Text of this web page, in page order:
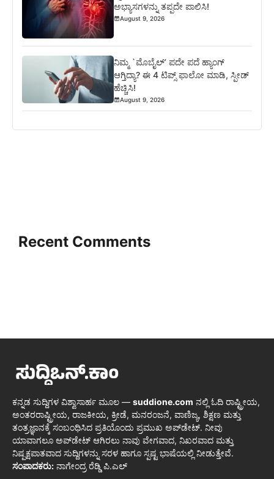
ಅಭ್ಯಾಸಗಳನ್ನು ತಪ್ಪದೇ ಪಾಲಿಸಿ!
August 9, 2026
ನಿಮ್ಮ `ಮೊಬೈಲ್’ ಪದೇ ಪದೆ ಹ್ಯಾಂಗ್
ಆಗ್ತಿದ್ಯಾ? ಈ 4 ಟಿಪ್ಸ್ ಫಾಲೋ ಮಾಡಿ, ಸ್ಪೀಡ್
ಹೆಚ್ಚಿಸಿ!
August 9, 2026
Recent Comments
ಕನ್ನಡ ಸುದ್ದಿಗಳ ವಿಶ್ವಾಸಾರ್ಹ ಮೂಲ — suddione.com ನಲ್ಲಿ ಓದಿ ರಾಷ್ಟ್ರೀಯ,
ಅಂತರರಾಷ್ಟ್ರೀಯ, ರಾಜಕೀಯ, ಕ್ರೀಡೆ, ಮನರಂಜನೆ, ವಾಣಿಜ್ಯ, ಶಿಕ್ಷಣ ಮತ್ತು
ತಂತ್ರಜ್ಞಾನಕ್ಕೆ ಸಂಬಂಧಿಸಿದ ಪ್ರತಿಯೊಂದು ಪ್ರಮುಖ ಅಪ್‌ಡೇಟ್. ನೀವು
ಯಾವಾಗಲೂ ಅಪ್‌ಡೇಟ್ ಆಗಿರಲು ನಾವು ವೇಗವಾದ, ನಿಖರವಾದ ಮತ್ತು
ನಿಷ್ಪಕ್ಷಪಾತವಾದ ಸುದ್ದಿಗಳನ್ನು ಸರಳ ಹಾಗೂ ಸ್ಪಷ್ಟ ಭಾಷೆಯಲ್ಲಿ ನೀಡುತ್ತೇವೆ.
ಸಂಪಾದಕರು: ನಾಗೇಂದ್ರ ರೆಡ್ಡಿ ಪಿ.ಎಲ್